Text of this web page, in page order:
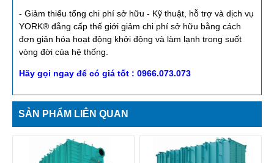
- Giảm thiểu tổng chi phí sở hữu - Kỹ thuật, hỗ trợ và dịch vụ
YORK® đẳng cấp thế giới giảm chi phí sở hữu bằng cách
đơn giản hóa hoạt động khởi động và làm lạnh trong suốt
vòng đời của hệ thống.
Hãy gọi ngay để có giá tốt : 0966.073.073
SẢN PHẨM LIÊN QUAN